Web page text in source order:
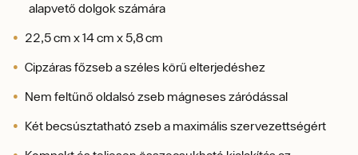
alapvető dolgok számára
22,5 cm x 14 cm x 5,8 cm
Cipzáras főzseb a széles körű elterjedéshez
Nem feltűnő oldalsó zseb mágneses záródással
Két becsúsztatható zseb a maximális szervezettségért